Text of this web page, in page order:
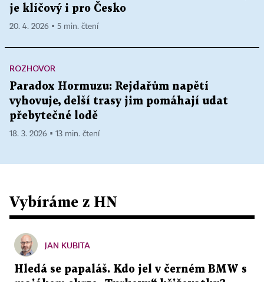
je klíčový i pro Česko
20. 4. 2026 ▪ 5 min. čtení
ROZHOVOR
Paradox Hormuzu: Rejdařům napětí
vyhovuje, delší trasy jim pomáhají udat
přebytečné lodě
18. 3. 2026 ▪ 13 min. čtení
Vybíráme z HN
JAN KUBITA
Hledá se papaláš. Kdo jel v černém BMW s